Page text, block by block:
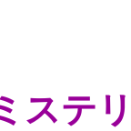
ステ